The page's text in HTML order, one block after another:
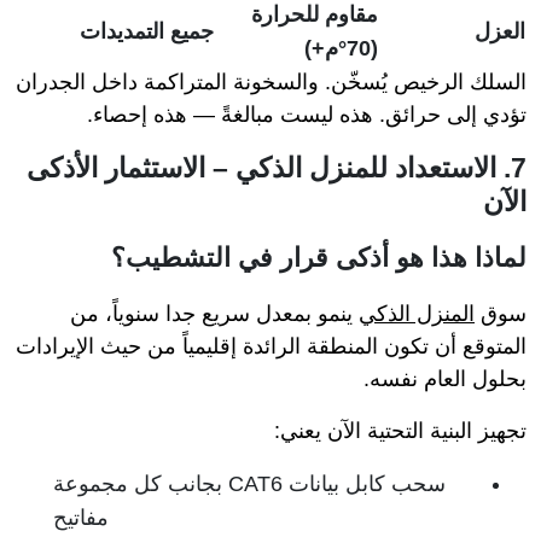
العزل
مقاوم للحرارة
(70°م+)
جميع التمديدات
السلك الرخيص يُسخّن. والسخونة المتراكمة داخل الجدران
تؤدي إلى حرائق. هذه ليست مبالغةً — هذه إحصاء.
7. الاستعداد للمنزل الذكي – الاستثمار الأذكى
الآن
لماذا هذا هو أذكى قرار في التشطيب؟
سوق المنزل الذكي ينمو بمعدل سريع جدا سنوياً، من
المتوقع أن تكون المنطقة الرائدة إقليمياً من حيث الإيرادات
بحلول العام نفسه.
تجهيز البنية التحتية الآن يعني:
سحب كابل بيانات CAT6 بجانب كل مجموعة
مفاتيح